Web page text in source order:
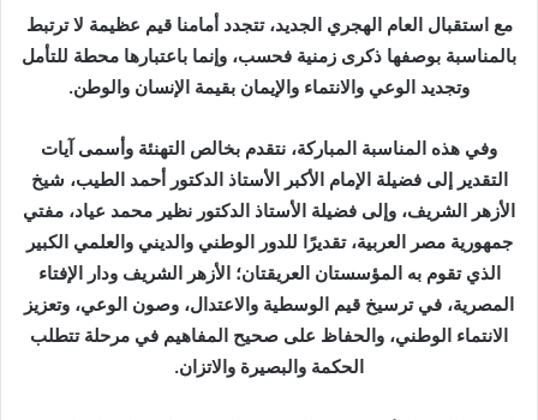
مع استقبال العام الهجري الجديد، تتجدد أمامنا قيم عظيمة لا ترتبط
بالمناسبة بوصفها ذكرى زمنية فحسب، وإنما باعتبارها محطة للتأمل
وتجديد الوعي والانتماء والإيمان بقيمة الإنسان والوطن.
وفي هذه المناسبة المباركة، نتقدم بخالص التهنئة وأسمى آيات
التقدير إلى فضيلة الإمام الأكبر الأستاذ الدكتور أحمد الطيب، شيخ
الأزهر الشريف، وإلى فضيلة الأستاذ الدكتور نظير محمد عياد، مفتي
جمهورية مصر العربية، تقديرًا للدور الوطني والديني والعلمي الكبير
الذي تقوم به المؤسستان العريقتان؛ الأزهر الشريف ودار الإفتاء
المصرية، في ترسيخ قيم الوسطية والاعتدال، وصون الوعي، وتعزيز
الانتماء الوطني، والحفاظ على صحيح المفاهيم في مرحلة تتطلب
الحكمة والبصيرة والاتزان.